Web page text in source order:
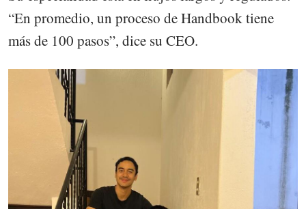
“En promedio, un proceso de Handbook tiene
más de 100 pasos”, dice su CEO.